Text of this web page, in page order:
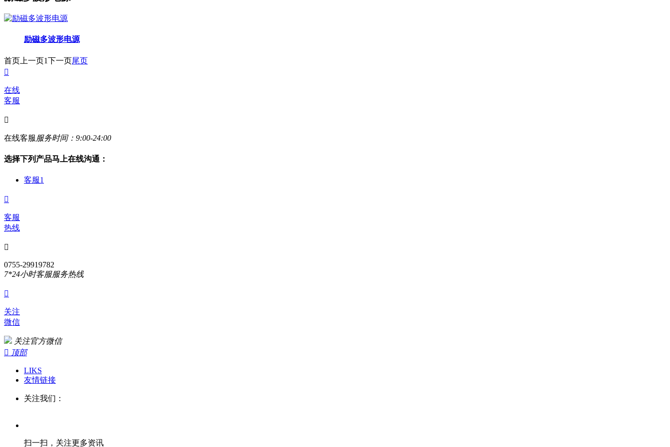
励磁多波形电源
首页 上一页1下一页尾页

在线
客服

在线客服 服务时间：9:00-24:00
选择下列产品马上在线沟通：
客服1

客服
热线

0755-29919782
7*24小时客服服务热线

关注
微信
关注官方微信
 顶部
LIKS
友情链接
关注我们：
扫一扫，关注更多资讯